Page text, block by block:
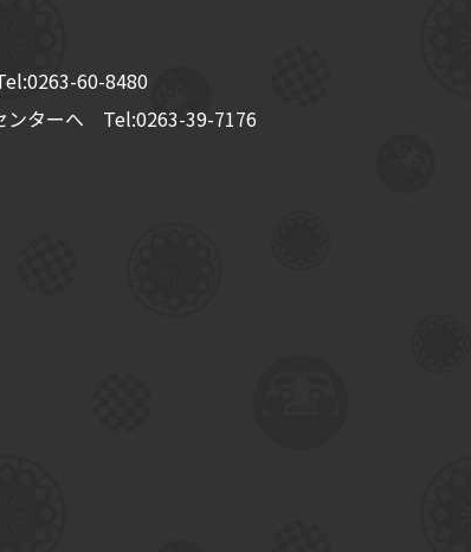
0263-60-8480
ンターへ Tel:0263-39-7176